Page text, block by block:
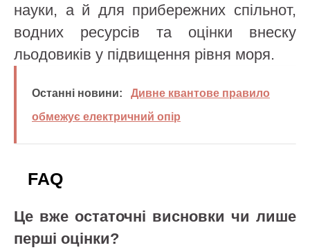
науки, а й для прибережних спільнот,
водних ресурсів та оцінки внеску
льодовиків у підвищення рівня моря.
Останні новини:
Дивне квантове правило
обмежує електричний опір
FAQ
Це вже остаточні висновки чи лише
перші оцінки?